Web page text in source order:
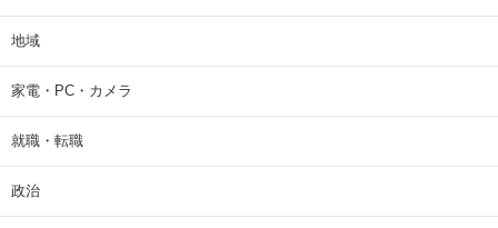
地域
家電・PC・カメラ
就職・転職
政治